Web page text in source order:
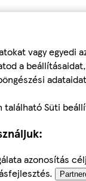
vagy
a
Süti